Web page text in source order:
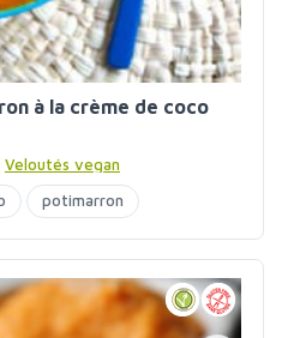
à la crème de coco
Veloutés vegan
potimarron